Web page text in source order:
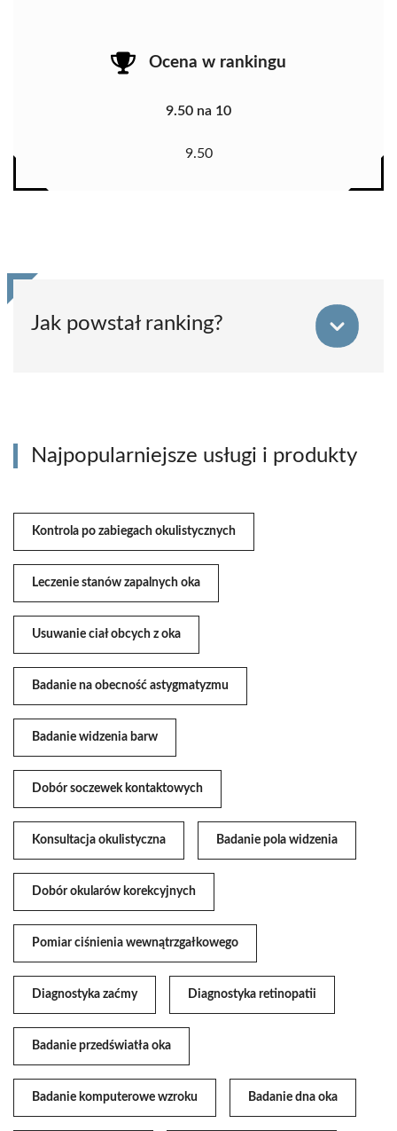
Ocena w rankingu
9.50 na 10
9.50
Jak powstał ranking?
Najpopularniejsze usługi i produkty
Kontrola po zabiegach okulistycznych
Leczenie stanów zapalnych oka
Usuwanie ciał obcych z oka
Badanie na obecność astygmatyzmu
Badanie widzenia barw
Dobór soczewek kontaktowych
Konsultacja okulistyczna Badanie pola widzenia
Dobór okularów korekcyjnych
Pomiar ciśnienia wewnątrzgałkowego
Diagnostyka zaćmy Diagnostyka retinopatii
Badanie przedświatła oka
Badanie komputerowe wzroku Badanie dna oka